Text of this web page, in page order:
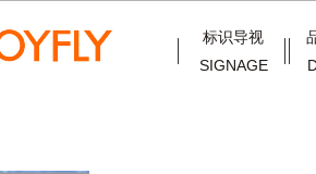
标识导视
SIGNAGE